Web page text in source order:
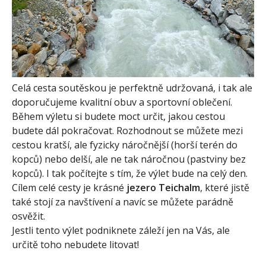
Celá cesta soutěskou je perfektně udržovaná, i tak ale
doporučujeme kvalitní obuv a sportovní oblečení.
Během výletu si budete moct určit, jakou cestou
budete dál pokračovat. Rozhodnout se můžete mezi
cestou kratší, ale fyzicky náročnější (horší terén do
kopců) nebo delší, ale ne tak náročnou (pastviny bez
kopců). I tak počítejte s tím, že výlet bude na celý den.
Cílem celé cesty je krásné jezero Teichalm, které jistě
také stojí za navštívení a navíc se můžete parádně
osvěžit.
Jestli tento výlet podniknete záleží jen na Vás, ale
určitě toho nebudete litovat!